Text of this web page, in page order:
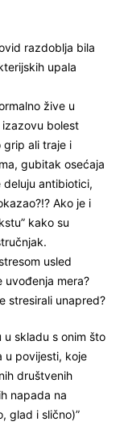
razdoblja bila
upala
žive u
bolest
grip ali traje i
gubitak osećaja
deluju antibiotici,
Ako je i
kako su
usled
uvođenja mera?
stresirali unapred?
u skladu s onim što
u povijesti, koje
društvenih
napada na
glad i slično)”